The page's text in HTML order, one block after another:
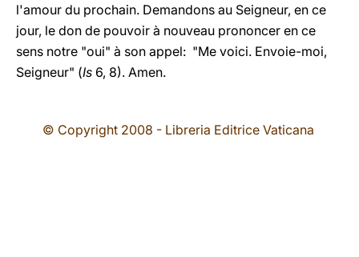
l'amour du prochain. Demandons au Seigneur, en ce
jour, le don de pouvoir à nouveau prononcer en ce
sens notre "oui" à son appel: "Me voici. Envoie-moi,
Seigneur" (Is 6, 8). Amen.
© Copyright 2008 - Libreria Editrice Vaticana